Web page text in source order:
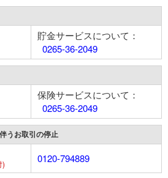
貯金サービスについて：
0265-36-2049
保険サービスについて：
0265-36-2049
うお取引の停止
)
0120-794889